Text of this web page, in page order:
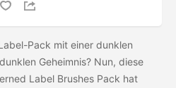
Pack mit einer dunklen
Geheimnis? Nun, diese
Label Brushes Pack hat